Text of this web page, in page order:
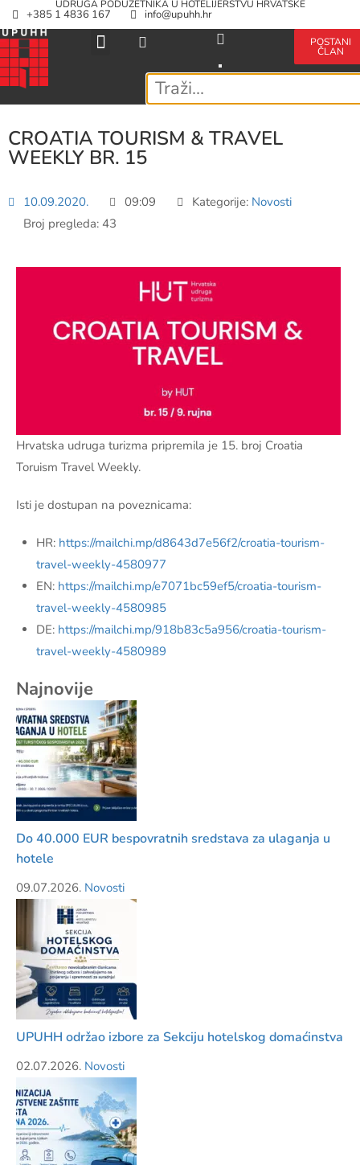
UDRUGA PODUZETNIKA U HOTELIJERSTVU HRVATSKE
+385 1 4836 167 info@upuhh.hr
POSTANI
ČLAN
CROATIA TOURISM & TRAVEL
WEEKLY BR. 15
10.09.2020. 09:09 Kategorije: Novosti
Broj pregleda: 43
Hrvatska udruga turizma pripremila je 15. broj Croatia
Toruism Travel Weekly.
Isti je dostupan na poveznicama:
HR: https://mailchi.mp/d8643d7e56f2/croatia-tourism-
travel-weekly-4580977
EN: https://mailchi.mp/e7071bc59ef5/croatia-tourism-
travel-weekly-4580985
DE: https://mailchi.mp/918b83c5a956/croatia-tourism-
travel-weekly-4580989
Najnovije
Do 40.000 EUR bespovratnih sredstava za ulaganja u
hotele
09.07.2026. Novosti
UPUHH održao izbore za Sekciju hotelskog domaćinstva
02.07.2026. Novosti